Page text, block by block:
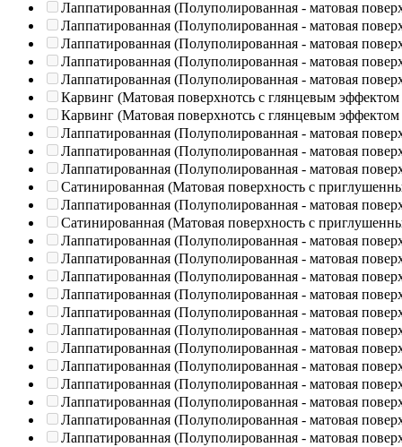
Лаппатированная (Полуполированная - матовая
Лаппатированная (Полуполированная - матовая
Лаппатированная (Полуполированная - матовая
Лаппатированная (Полуполированная - матовая
Лаппатированная (Полуполированная - матовая
Карвинг (Матовая поверхнотсь с глянцевым эффектом
Карвинг (Матовая поверхнотсь с глянцевым эффектом
Лаппатированная (Полуполированная - матовая
Лаппатированная (Полуполированная - матовая
Лаппатированная (Полуполированная - матовая
Сатинированная (Матовая поверхность с
Лаппатированная (Полуполированная - матовая
Сатинированная (Матовая поверхность с
Лаппатированная (Полуполированная - матовая
Лаппатированная (Полуполированная - матовая
Лаппатированная (Полуполированная - матовая
Лаппатированная (Полуполированная - матовая
Лаппатированная (Полуполированная - матовая
Лаппатированная (Полуполированная - матовая
Лаппатированная (Полуполированная - матовая
Лаппатированная (Полуполированная - матовая
Лаппатированная (Полуполированная - матовая
Лаппатированная (Полуполированная - матовая
Лаппатированная (Полуполированная - матовая
Лаппатированная (Полуполированная - матовая